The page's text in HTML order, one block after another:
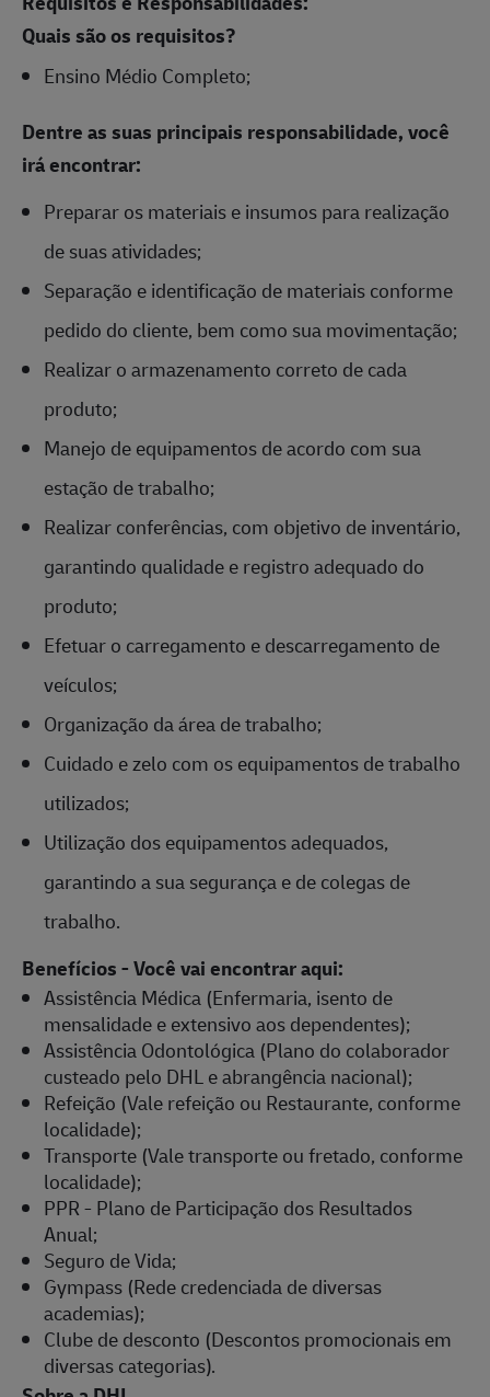
Quais são os requisitos?
Ensino Médio Completo;
Dentre as suas principais responsabilidade, você
irá encontrar:
Preparar os materiais e insumos para realização
de suas atividades;
Separação e identificação de materiais conforme
pedido do cliente, bem como sua movimentação;
Realizar o armazenamento correto de cada
produto;
Manejo de equipamentos de acordo com sua
estação de trabalho;
Realizar conferências, com objetivo de inventário,
garantindo qualidade e registro adequado do
produto;
Efetuar o carregamento e descarregamento de
veículos;
Organização da área de trabalho;
Cuidado e zelo com os equipamentos de trabalho
utilizados;
Utilização dos equipamentos adequados,
garantindo a sua segurança e de colegas de
trabalho.
Benefícios - Você vai encontrar aqui:
Assistência Médica (Enfermaria, isento de
mensalidade e extensivo aos dependentes);
Assistência Odontológica (Plano do colaborador
custeado pelo DHL e abrangência nacional);
Refeição (Vale refeição ou Restaurante, conforme
localidade);
Transporte (Vale transporte ou fretado, conforme
localidade);
PPR - Plano de Participação dos Resultados
Anual;
Seguro de Vida;
Gympass (Rede credenciada de diversas
academias);
Clube de desconto (Descontos promocionais em
diversas categorias).